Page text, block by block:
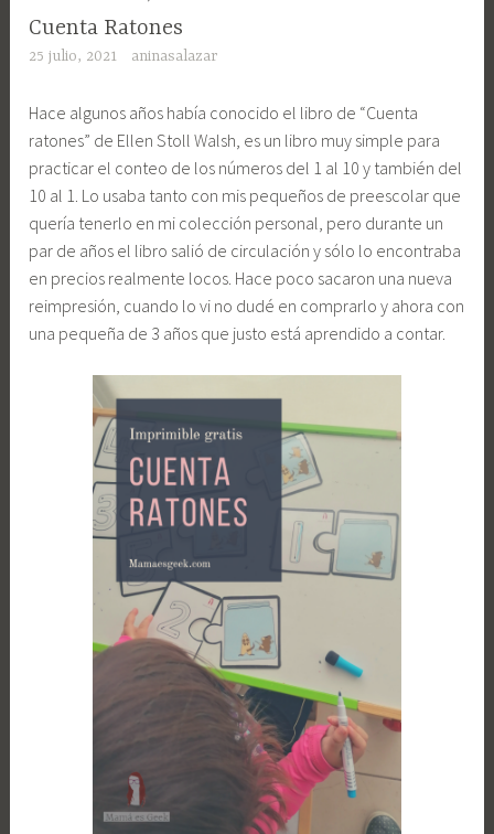
Cuenta Ratones
25 julio, 2021 aninasalazar
Hace algunos años había conocido el libro de “Cuenta
ratones” de Ellen Stoll Walsh, es un libro muy simple para
practicar el conteo de los números del 1 al 10 y también del
10 al 1. Lo usaba tanto con mis pequeños de preescolar que
quería tenerlo en mi colección personal, pero durante un
par de años el libro salió de circulación y sólo lo encontraba
en precios realmente locos. Hace poco sacaron una nueva
reimpresión, cuando lo vi no dudé en comprarlo y ahora con
una pequeña de 3 años que justo está aprendido a contar.